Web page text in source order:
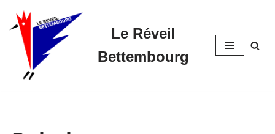
Skip
content
Le Réveil
Bettembourg